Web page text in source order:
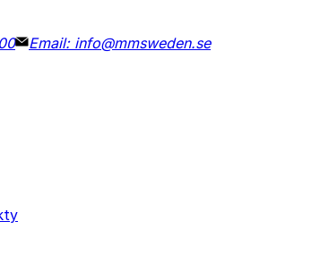
Email: info@mmsweden.se